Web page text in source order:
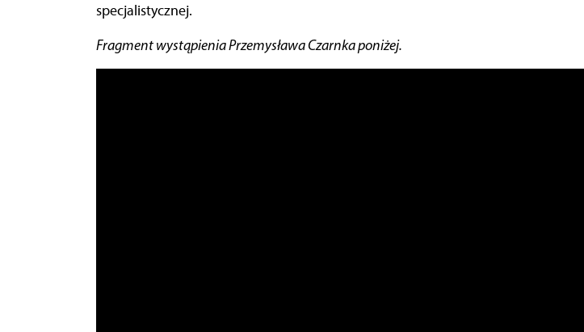
specjalistycznej.
Fragment wystąpienia Przemysława Czarnka poniżej.